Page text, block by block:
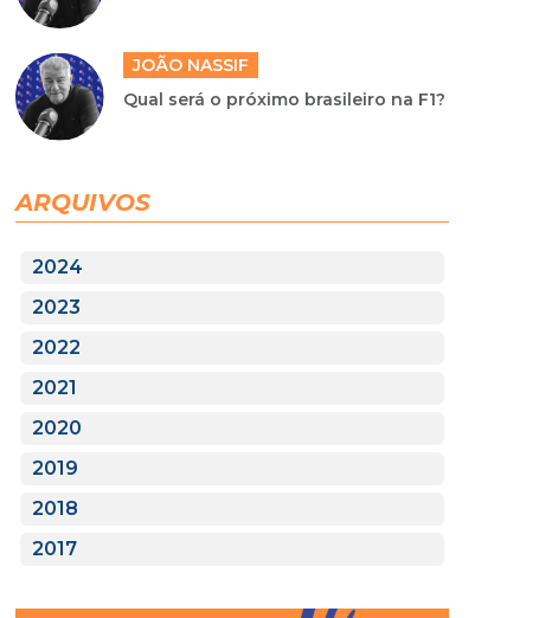
JOÃO NASSIF
Qual será o próximo brasileiro na F1?
ARQUIVOS
2024
2023
2022
2021
2020
2019
2018
2017